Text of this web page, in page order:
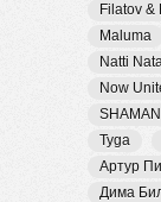
Filatov &
Maluma
Natti
Now
SHAMAN
Tyga
Артур
Дима